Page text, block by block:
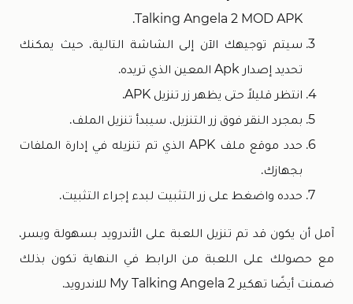
Talking Angela 2 MOD APK.
سيتم توجيهك الآن إلى الشاشة التالية، حيث يمكنك
تحديد إصدار Apk المعين الذي تريده.
انتظر قليلاً حتى يظهر زر تنزيل APK.
بمجرد النقر فوق زر التنزيل، سيبدأ تنزيل الملف.
حدد موقع ملف APK الذي تم تنزيله في إدارة الملفات
بجهازك.
حدده واضغط على زر التثبيت لبدء إجراء التثبيت.
آمل أن يكون قد تم تنزيل اللعبة على الأندرويد بسهولة ويسر،
مع حصولك على اللعبة من الرابط في النهاية تكون بذلك
ضمنت أيضًا تهكير My Talking Angela 2 للاندرويد.